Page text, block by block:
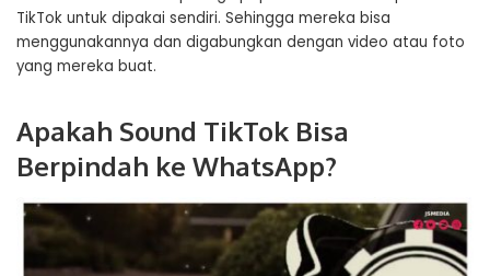
TikTok untuk dipakai sendiri. Sehingga mereka bisa
menggunakannya dan digabungkan dengan video atau foto
yang mereka buat.
Apakah Sound TikTok Bisa
Berpindah ke WhatsApp?